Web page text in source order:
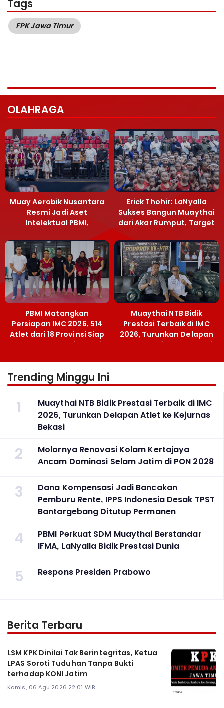
Tags
FPK Jawa Timur
OLAHRAGA
Muay Aerobik Nusantara
Resmi Jadi Aset
Intelektual PBMI,
Terobosan Bangun
Grassroots
Erick Thohir: LaNyalla
Sukses Bangun Muaythai
dari Akar Rumput, Target
PBMI Matangkan
Persiapan IMC 2026, 514
Atlet dari 18 Provinsi Siap
Berlaga Besok di Bekasi
Muaythai NTB Bidik
Prestasi Terbaik di IMC
2026, Turunkan Delapan
Atlet ke Kejurnas Bekasi
Trending Minggu Ini
1
Muaythai NTB Bidik Prestasi Terbaik di IMC
2026, Turunkan Delapan Atlet ke Kejurnas
Bekasi
2
Molornya Renovasi Kolam Kertajaya
Ancam Dominasi Selam Jatim di PON 2028
3
Dana Kompensasi Jadi Bancakan
Pemburu Rente, IPPS Indonesia Desak TPST
Bantargebang Ditutup Permanen
4
PBMI Perkuat SDM Muaythai Berstandar
IFMA, LaNyalla Bidik Prestasi Dunia
5 Respons Presiden Prabowo
Berita Terbaru
LSM KPK Dinilai Tak Berintegritas, Ketua
LPAS Soroti Tuduhan Tanpa Bukti
terhadap KONI Jatim
Kamis, 06 Agu 2026 22:01 WIB